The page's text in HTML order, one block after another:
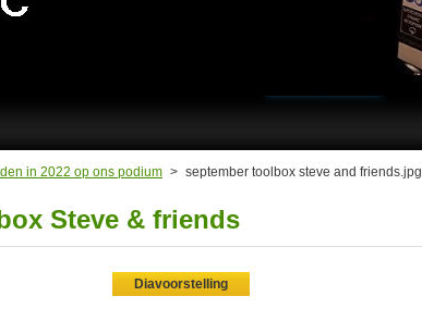
in 2022 op ons podium > september toolbox steve and friends.jpg
Steve & friends
Diavoorstelling